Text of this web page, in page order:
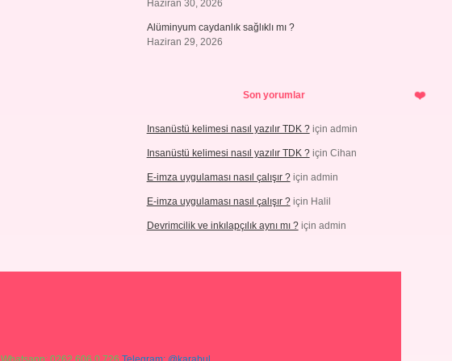
Haziran 30, 2026
Alüminyum caydanlık sağlıklı mı ?
Haziran 29, 2026
Son yorumlar
Insanüstü kelimesi nasıl yazılır TDK ?için admin
Insanüstü kelimesi nasıl yazılır TDK ?için Cihan
E-imza uygulaması nasıl çalışır ?için admin
E-imza uygulaması nasıl çalışır ?için Halil
Devrimcilik ve inkılapçılık aynı mı ?için admin